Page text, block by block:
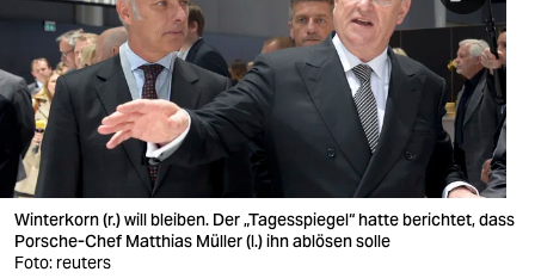
nord
wahrheit
verlag
verlag
veranstaltungen
shop
Winterkorn (r.) will bleiben. Der „Tagesspiegel“ hatte berichtet, dass
Porsche-Chef Matthias Müller (l.) ihn ablösen solle
Foto: reuters